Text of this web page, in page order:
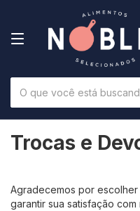
Trocas e
Agradecemos por
garantir sua satisfação